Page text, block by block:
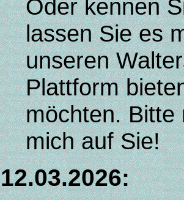
Oder kennen
lassen Sie es
unseren
Plattform
möchten.
mich auf Sie!
12.03.2026: